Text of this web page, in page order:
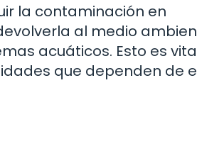
la contaminación en
al medio
acuáticos. Esto es
que dependen de